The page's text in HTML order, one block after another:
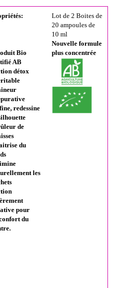
:
Bio
AB
détox
redessine
de
du
les
pour
du
Lot de 2 Boites de
20 ampoules de
10 ml
Nouvelle formule
plus concentrée